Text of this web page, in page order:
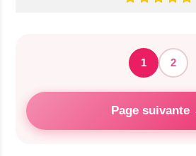
1 2
Page suivante